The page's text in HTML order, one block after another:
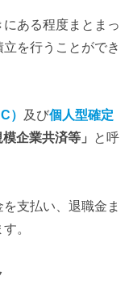
ある程度まとまっ
を行うことができ
） 及び個人型確定
模企業共済等」
と呼
支払い、退職金ま
。